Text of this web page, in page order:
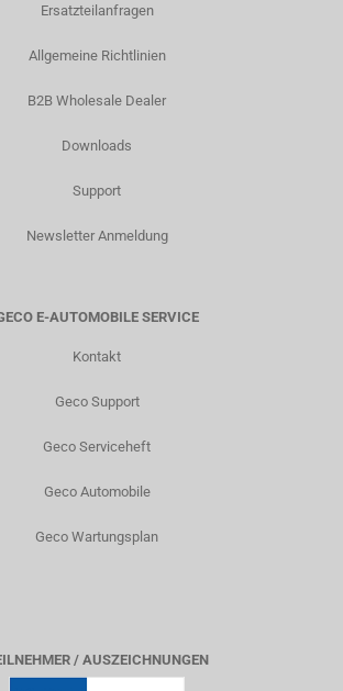
Ersatzteilanfragen
Allgemeine Richtlinien
B2B Wholesale Dealer
Downloads
Support
Newsletter Anmeldung
E-AUTOMOBILE SERVICE
Kontakt
Geco Support
Geco Serviceheft
Geco Automobile
Geco Wartungsplan
/ AUSZEICHNUNGEN